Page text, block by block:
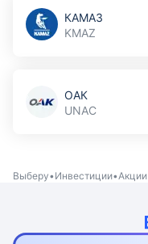
КАМАЗ
KMAZ
ОАК
UNAC
Выберу Инвестиции Акции